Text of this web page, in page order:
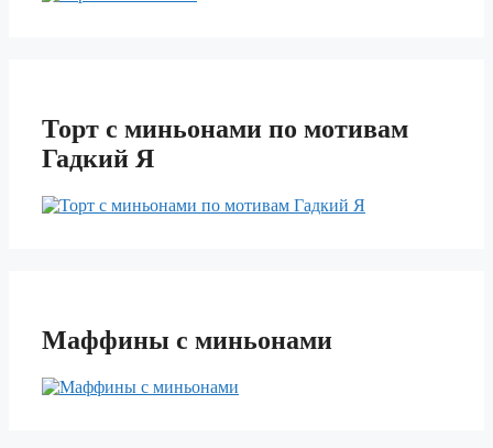
Торт с миньонами по мотивам
Гадкий Я
Маффины с миньонами